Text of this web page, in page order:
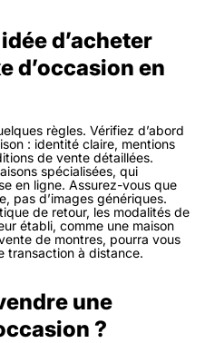
d’acheter
d’occasion en
règles. Vérifiez d’abord
: identité claire, mentions
de vente détaillées.
spécialisées, qui
en ligne. Assurez-vous que
pas d’images génériques.
de retour, les modalités de
établi, comme une maison
de montres, pourra vous
transaction à distance.
une
?